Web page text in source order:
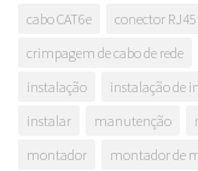
cabo CAT6e
conector RJ45
crimpagem de cabo de rede
instalação
instalação de
instalar
manutenção
montador
montador de